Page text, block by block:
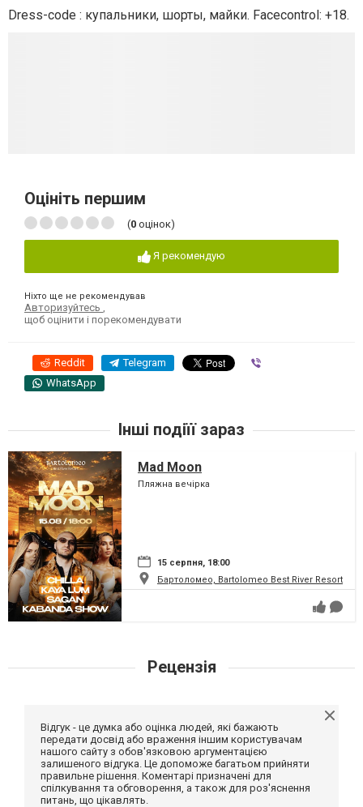
Dress-code : купальники, шорты, майки. Facecontrol: +18.
Оцініть першим
(0 оцінок)
Я рекомендую
Ніхто ще не рекомендував
Авторизуйтесь
щоб оцінити і порекомендувати
Reddit Telegram
WhatsApp
Інші подіїї зараз
Mad Moon
Пляжна вечірка
15 серпня, 18:00
Бартоломео, Bartolomeo Best River Resort
Рецензія
Відгук - це думка або оцінка людей, які бажають
передати досвід або враження іншим користувачам
нашого сайту з обов'язковою аргументацією
залишеного відгука. Це допоможе багатьом прийняти
правильне рішення. Коментарі призначені для
спілкування та обговорення, а також для роз'яснення
питань, що цікавлять.